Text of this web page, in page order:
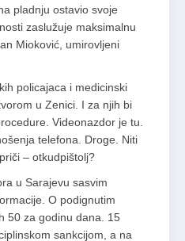
pladnju ostavio svoje
zaslužuje maksimalnu
Mioković, umirovljeni
policajaca i medicinski
u Zenici. I za njih bi
Videonazdor je tu.
telefona. Droge. Niti
– otkudpištolj?
u Sarajevu sasvim
O podignutim
50 za godinu dana. 15
sankcijom, a na